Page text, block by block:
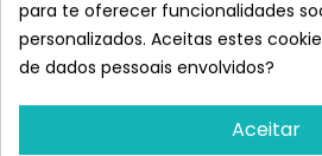
Acana Puppy & Junior
para te oferecer funcionalidades
personalizados. Aceitas estes
de dados pessoais envolvidos?
Aceitar